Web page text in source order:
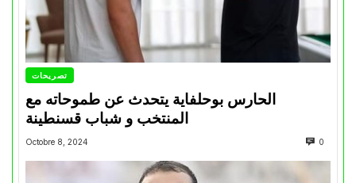
تصريحات
الحارس بوحلفاية يتحدث عن طموحاته مع
المنتخب و شباب قسنطينة
Octobre 8, 2024 0